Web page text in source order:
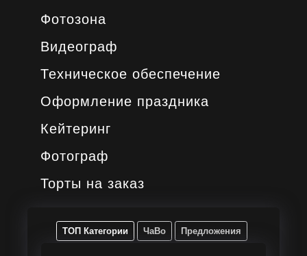
Фотозона
Видеограф
Техническое обеспечение
Оформление праздника
Кейтеринг
Фотограф
Торты на заказ
ТОП Категории ЧаВо Предложения